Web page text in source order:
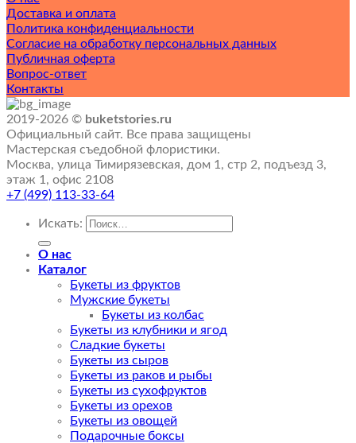
Доставка и оплата
Политика конфиденциальности
Согласие на обработку персональных данных
Публичная оферта
Вопрос-ответ
Контакты
2019-2026 © buketstories.ru
Официальный сайт. Все права защищены
Мастерская съедобной флористики.
Москва, улица Тимирязевская, дом 1, стр 2, подъезд 3,
этаж 1, офис 2108
+7 (499) 113-33-64
Искать:
О нас
Каталог
Букеты из фруктов
Мужские букеты
Букеты из колбас
Букеты из клубники и ягод
Сладкие букеты
Букеты из сыров
Букеты из раков и рыбы
Букеты из сухофруктов
Букеты из орехов
Букеты из овощей
Подарочные боксы